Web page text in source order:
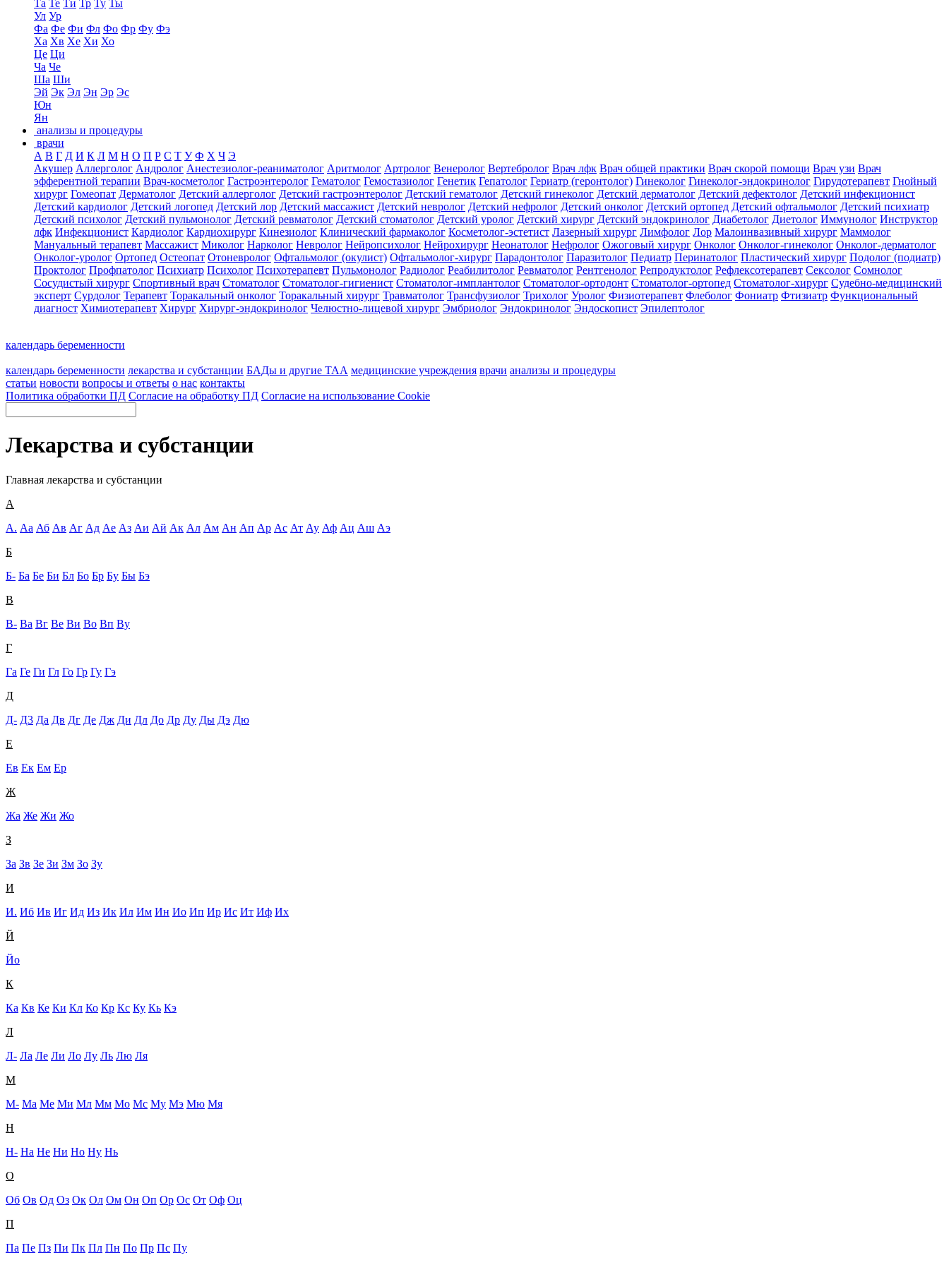
Та Те Ти Тр Ту Ты
Ул Ур
Фа Фе Фи Фл Фо Фр Фу Фэ
Ха Хв Хе Хи Хо
Це Ци
Ча Че
Ша Ши
Эй Эк Эл Эн Эр Эс
Юн
Ян
анализы и процедуры
врачи
А В Г Д И К Л М Н О П Р С Т У Ф Х Ч Э
Акушер Аллерголог Андролог Анестезиолог-реаниматолог Аритмолог Артролог Венеролог Вертебролог Врач лфк Врач общей практики Врач скорой помощи Врач узи Врач
эфферентной терапии Врач-косметолог Гастроэнтеролог Гематолог Гемостазиолог Генетик Гепатолог Гериатр (геронтолог) Гинеколог Гинеколог-эндокринолог Гирудотерапевт Гнойный
хирург Гомеопат Дерматолог Детский аллерголог Детский гастроэнтеролог Детский гематолог Детский гинеколог Детский дерматолог Детский дефектолог Детский инфекционист
Детский кардиолог Детский логопед Детский лор Детский массажист Детский невролог Детский нефролог Детский онколог Детский ортопед Детский офтальмолог Детский психиатр
Детский психолог Детский пульмонолог Детский ревматолог Детский стоматолог Детский уролог Детский хирург Детский эндокринолог Диабетолог Диетолог Иммунолог Инструктор
лфк Инфекционист Кардиолог Кардиохирург Кинезиолог Клинический фармаколог Косметолог-эстетист Лазерный хирург Лимфолог Лор Малоинвазивный хирург Маммолог
Мануальный терапевт Массажист Миколог Нарколог Невролог Нейропсихолог Нейрохирург Неонатолог Нефролог Ожоговый хирург Онколог Онколог-гинеколог Онколог-дерматолог
Онколог-уролог Ортопед Остеопат Отоневролог Офтальмолог (окулист) Офтальмолог-хирург Парадонтолог Паразитолог Педиатр Перинатолог Пластический хирург Подолог (подиатр)
Проктолог Профпатолог Психиатр Психолог Психотерапевт Пульмонолог Радиолог Реабилитолог Ревматолог Рентгенолог Репродуктолог Рефлексотерапевт Сексолог Сомнолог
Сосудистый хирург Спортивный врач Стоматолог Стоматолог-гигиенист Стоматолог-имплантолог Стоматолог-ортодонт Стоматолог-ортопед Стоматолог-хирург Судебно-медицинский
эксперт Сурдолог Терапевт Торакальный онколог Торакальный хирург Травматолог Трансфузиолог Трихолог Уролог Физиотерапевт Флеболог Фониатр Фтизиатр Функциональный
диагност Химиотерапевт Хирург Хирург-эндокринолог Челюстно-лицевой хирург Эмбриолог Эндокринолог Эндоскопист Эпилептолог
календарь беременности
календарь беременности лекарства и субстанции БАДы и другие ТАА медицинские учреждения врачи анализы и процедуры
статьи новости вопросы и ответы о нас контакты
Политика обработки ПД Согласие на обработку ПД Согласие на использование Cookie
Лекарства и субстанции
Главная лекарства и субстанции
А
А. Аа Аб Ав Аг Ад Ае Аз Аи Ай Ак Ал Ам Ан Ап Ар Ас Ат Ау Аф Ац Аш Аэ
Б
Б- Ба Бе Би Бл Бо Бр Бу Бы Бэ
В
В- Ва Вг Ве Ви Во Вп Ву
Г
Га Ге Ги Гл Го Гр Гу Гэ
Д
Д- Д3 Да Дв Дг Де Дж Ди Дл До Др Ду Ды Дэ Дю
Е
Ев Ек Ем Ер
Ж
Жа Же Жи Жо
З
За Зв Зе Зи Зм Зо Зу
И
И. Иб Ив Иг Ид Из Ик Ил Им Ин Ио Ип Ир Ис Ит Иф Их
Й
Йо
К
Ка Кв Ке Ки Кл Ко Кр Кс Ку Кь Кэ
Л
Л- Ла Ле Ли Ло Лу Ль Лю Ля
М
М- Ма Ме Ми Мл Мм Мо Мс Му Мэ Мю Мя
Н
Н- На Не Ни Но Ну Нь
О
Об Ов Од Оз Ок Ол Ом Он Оп Ор Ос От Оф Оц
П
Па Пе Пз Пи Пк Пл Пн По Пр Пс Пу